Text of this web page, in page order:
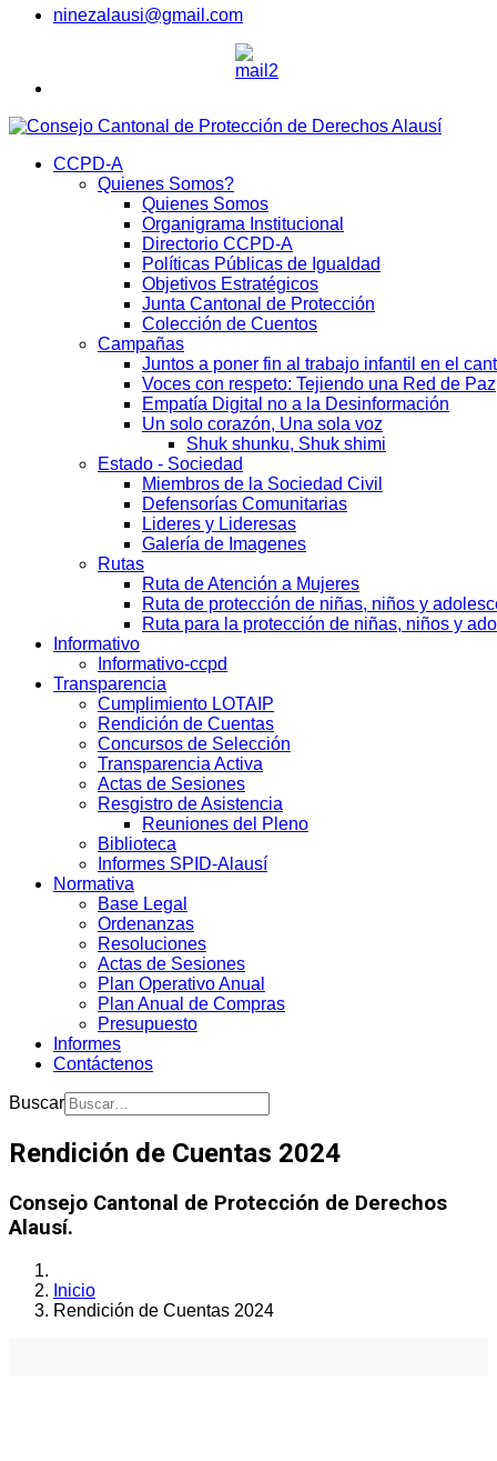
ninezalausi@gmail.com
CCPD-A
Quienes Somos?
Quienes Somos
Organigrama Institucional
Directorio CCPD-A
Políticas Públicas de Igualdad
Objetivos Estratégicos
Junta Cantonal de Protección
Colección de Cuentos
Campañas
Juntos a poner fin al trabajo infantil en el
Voces con respeto: Tejiendo una Red de Paz
Empatía Digital no a la Desinformación
Un solo corazón, Una sola voz
Shuk shunku, Shuk shimi
Estado - Sociedad
Miembros de la Sociedad Civil
Defensorías Comunitarias
Lideres y Lideresas
Galería de Imagenes
Rutas
Ruta de Atención a Mujeres
Ruta de protección de niñas, niños y
Ruta para la protección de niñas, niños y
Informativo
Informativo-ccpd
Transparencia
Cumplimiento LOTAIP
Rendición de Cuentas
Concursos de Selección
Transparencia Activa
Actas de Sesiones
Resgistro de Asistencia
Reuniones del Pleno
Biblioteca
Informes SPID-Alausí
Normativa
Base Legal
Ordenanzas
Resoluciones
Actas de Sesiones
Plan Operativo Anual
Plan Anual de Compras
Presupuesto
Informes
Contáctenos
Buscar
Rendición de Cuentas 2024
Consejo Cantonal de Protección de Derechos
Alausí.
Inicio
Rendición de Cuentas 2024